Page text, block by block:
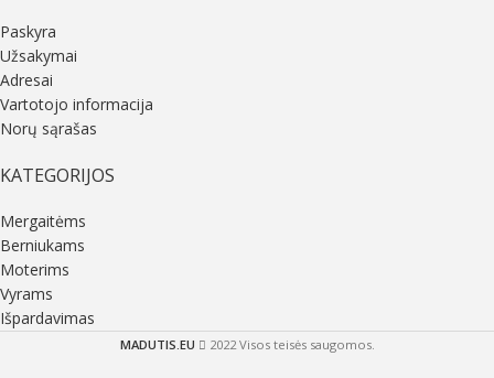
Paskyra
Užsakymai
Adresai
Vartotojo informacija
Norų sąrašas
KATEGORIJOS
Mergaitėms
Berniukams
Moterims
Vyrams
Išpardavimas
MADUTIS.EU 2022 Visos teisės saugomos.